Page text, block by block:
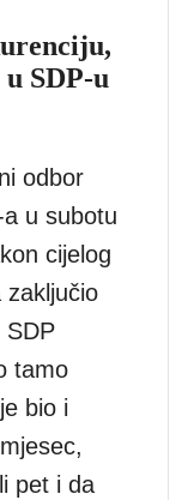
SDP-u
odbor
a u subotu
cijelog
zaključio
SDP
tamo
bio i
pet i da